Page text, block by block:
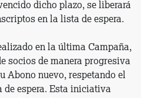
dicho plazo, se liberará
en la lista de espera.
en la última Campaña,
socios de manera progresiva
Abono nuevo, respetando el
de espera. Esta iniciativa